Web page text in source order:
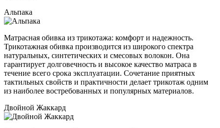
Альпака
Матрасная обивка из трикотажа: комфорт и надежность.
Трикотажная обивка производится из широкого спектра
натуральных, синтетических и смесовых волокон. Она
гарантирует долговечность и высокое качество матраса в
течение всего срока эксплуатации. Сочетание приятных
тактильных свойств и практичности делает трикотаж одним
из наиболее востребованных и популярных материалов.
Двойной Жаккард